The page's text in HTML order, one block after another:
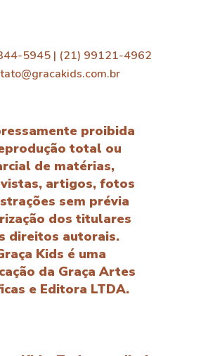
5945 | (21) 99121-4962
proibida
total ou
de matérias,
artigos, fotos
sem prévia
dos titulares
direitos autorais.
Kids é uma
da Graça Artes
e Editora LTDA.